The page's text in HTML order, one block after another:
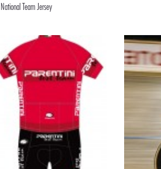
Team Jersey